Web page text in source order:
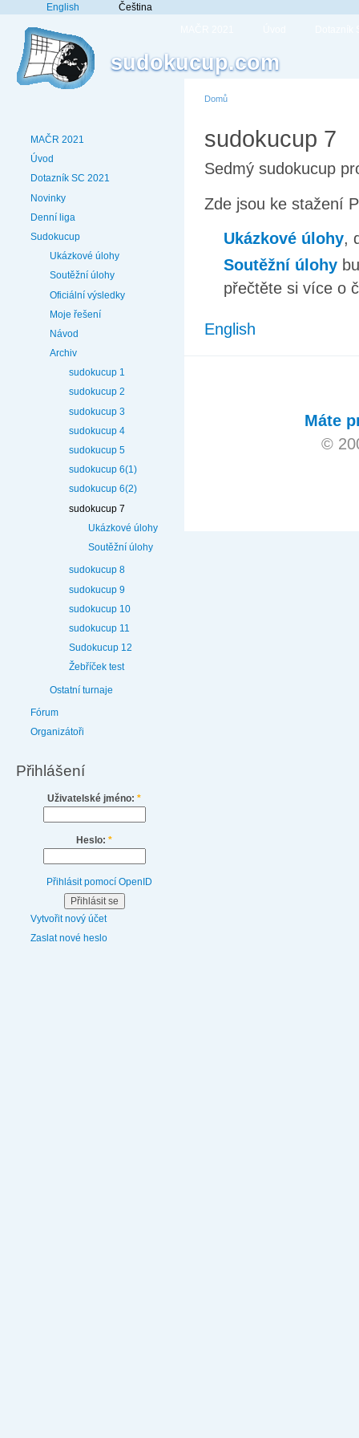
English Čeština
sudokucup.com
MAČR 2021
Úvod
Dotazník SC 2021
Novinky
Denní liga
Sudokucup
Ukázkové úlohy
Soutěžní úlohy
Oficiální výsledky
Moje řešení
Návod
Archiv
sudokucup 1
sudokucup 2
sudokucup 3
sudokucup 4
sudokucup 5
sudokucup 6(1)
sudokucup 6(2)
sudokucup 7
Ukázkové úlohy
Soutěžní úlohy
sudokucup 8
sudokucup 9
sudokucup 10
sudokucup 11
Sudokucup 12
Žebříček test
Ostatní turnaje
Fórum
Organizátoři
Přihlášení
Uživatelské jméno: *
Heslo: *
Přihlásit pomocí OpenID
Vytvořit nový účet
Zaslat nové heslo
Domů
sudokucup 7
Sedmý sudokucup
Zde jsou ke stažení
Ukázkové úlohy,
Soutěžní úlohy
přečtěte si více o
English
Máte
©